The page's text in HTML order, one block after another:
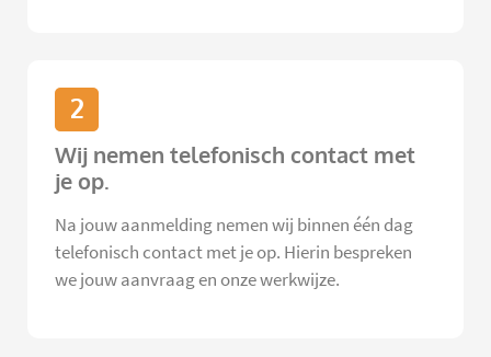
2
Wij nemen telefonisch contact met
je op.
Na jouw aanmelding nemen wij binnen één dag
telefonisch contact met je op. Hierin bespreken
we jouw aanvraag en onze werkwijze.